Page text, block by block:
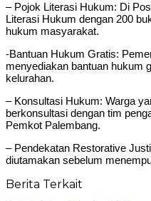
– Pojok Literasi Hukum: Di
Literasi Hukum dengan 200
hukum masyarakat.
-Bantuan Hukum Gratis:
menyediakan bantuan hukum
kelurahan.
– Konsultasi Hukum: Warga
berkonsultasi dengan tim
Pemkot Palembang.
– Pendekatan Restorative
diutamakan sebelum
Berita Terkait